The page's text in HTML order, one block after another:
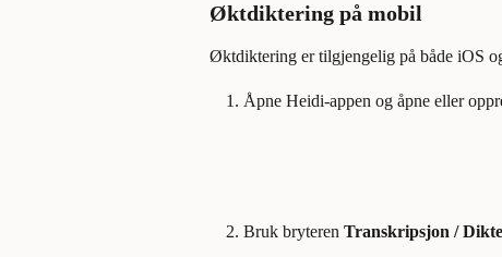
Øktdiktering på mobil
Øktdiktering er tilgjengelig på både iOS
Åpne Heidi-appen og åpne eller
Bruk bryteren Transkripsjon /